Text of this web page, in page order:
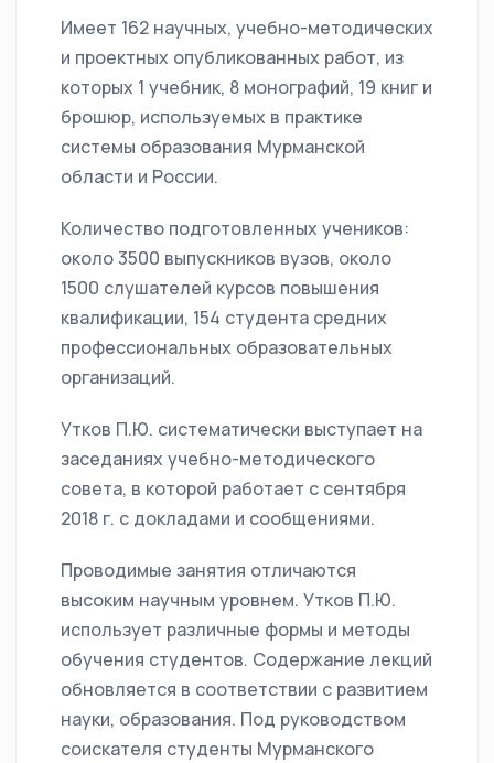
Имеет 162 научных, учебно-методических
и проектных опубликованных работ, из
которых 1 учебник, 8 монографий, 19 книг и
брошюр, используемых в практике
системы образования Мурманской
области и России.
Количество подготовленных учеников:
около 3500 выпускников вузов, около
1500 слушателей курсов повышения
квалификации, 154 студента средних
профессиональных образовательных
организаций.
Утков П.Ю. систематически выступает на
заседаниях учебно-методического
совета, в которой работает с сентября
2018 г. с докладами и сообщениями.
Проводимые занятия отличаются
высоким научным уровнем. Утков П.Ю.
использует различные формы и методы
обучения студентов. Содержание лекций
обновляется в соответствии с развитием
науки, образования. Под руководством
соискателя студенты Мурманского